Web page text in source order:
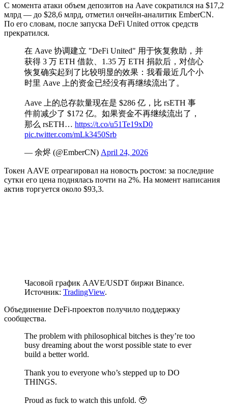
С момента атаки объем депозитов на Aave сократился на $17,2
млрд — до $28,6 млрд, отметил ончейн-аналитик EmberCN.
По его словам, после запуска DeFi United отток средств
прекратился.
在 Aave 协调建立 "DeFi United" 用于恢复救助，并
获得 3 万 ETH 借款、1.35 万 ETH 捐款后，对信心
恢复确实起到了比较明显的效果：我看最近几个小
时里 Aave 上的资金已经没有再继续流出了。
Aave 上的总存款量现在是 $286 亿，比 rsETH 事
件前减少了 $172 亿。如果资金不再继续流出了，
那么 rsETH… https://t.co/u51Te19xD0
pic.twitter.com/mLk3450Srb
— 余烬 (@EmberCN) April 24, 2026
Токен AAVE отреагировал на новость ростом: за последние
сутки его цена поднялась почти на 2%. На момент написания
актив торгуется около $93,3.
Часовой график AAVE/USDT биржи Binance.
Источник: TradingView.
Объединение DeFi-проектов получило поддержку
сообщества.
The problem with philosophical bitches is they’re too
busy dreaming about the worst possible state to ever
build a better world.
Thank you to everyone who’s stepped up to DO
THINGS.
Proud as fuck to watch this unfold. 🥹